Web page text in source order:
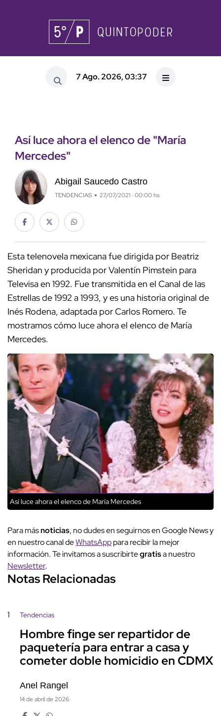
7 Ago. 2026, 03:37
Así luce ahora el elenco de "María
Mercedes"
Abigail Saucedo Castro
TENDENCIAS 27/07/2021 · 00:00 hs
Esta telenovela mexicana fue dirigida por Beatriz
Sheridan y producida por Valentín Pimstein para
Televisa en 1992. Fue transmitida en el Canal de las
Estrellas de 1992 a 1993, y es una historia original de
Inés Rodena, adaptada por Carlos Romero. Te
mostramos cómo luce ahora el elenco de María
Mercedes.
Así luce ahora el elenco de María Mercedes
Para másnoticias, no dudes en seguirnos en Google News y
en nuestro canal deWhatsApppara recibir la mejor
información. Te invitamos a suscribirtegratisa nuestro
Newsletter.
Notas Relacionadas
1 Tendencias
Hombre finge ser repartidor de
paquetería para entrar a casa y
cometer doble homicidio en CDMX
Anel Rangel
14 de abril de 2026